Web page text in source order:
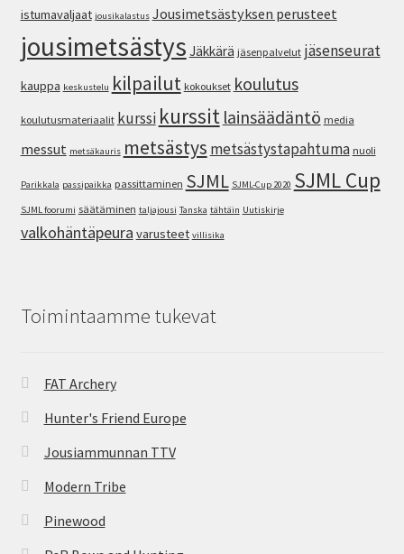
istumavaljaat jousikalastus Jousimetsästyksen perusteet
jousimetsästys Jäkkärä jäsenpalvelut jäsenseurat
kauppa keskustelu kilpailut kokoukset koulutus
koulutusmateriaalit kurssi kurssit lainsäädäntö media
messut metsäkauris metsästys metsästystapahtuma nuoli
Parikkala passipaikka passittaminen SJML SJML-Cup 2020 SJML Cup
SJML foorumi säätäminen taljajousi Tanska tähtäin Uutiskirje
valkohäntäpeura varusteet villisika
Toimintaamme tukevat
FAT Archery
Hunter's Friend Europe
Jousiammunnan TTV
Modern Tribe
Pinewood